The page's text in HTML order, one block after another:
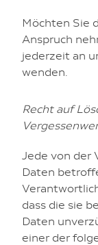
Möchten Sie
Anspruch
jederzeit an
wenden.
Recht auf
Jede von der
Daten
dass die sie
Daten
einer der